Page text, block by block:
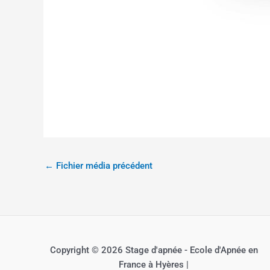
← Fichier média précédent
Copyright © 2026 Stage d'apnée - Ecole d'Apnée en
France à Hyères |